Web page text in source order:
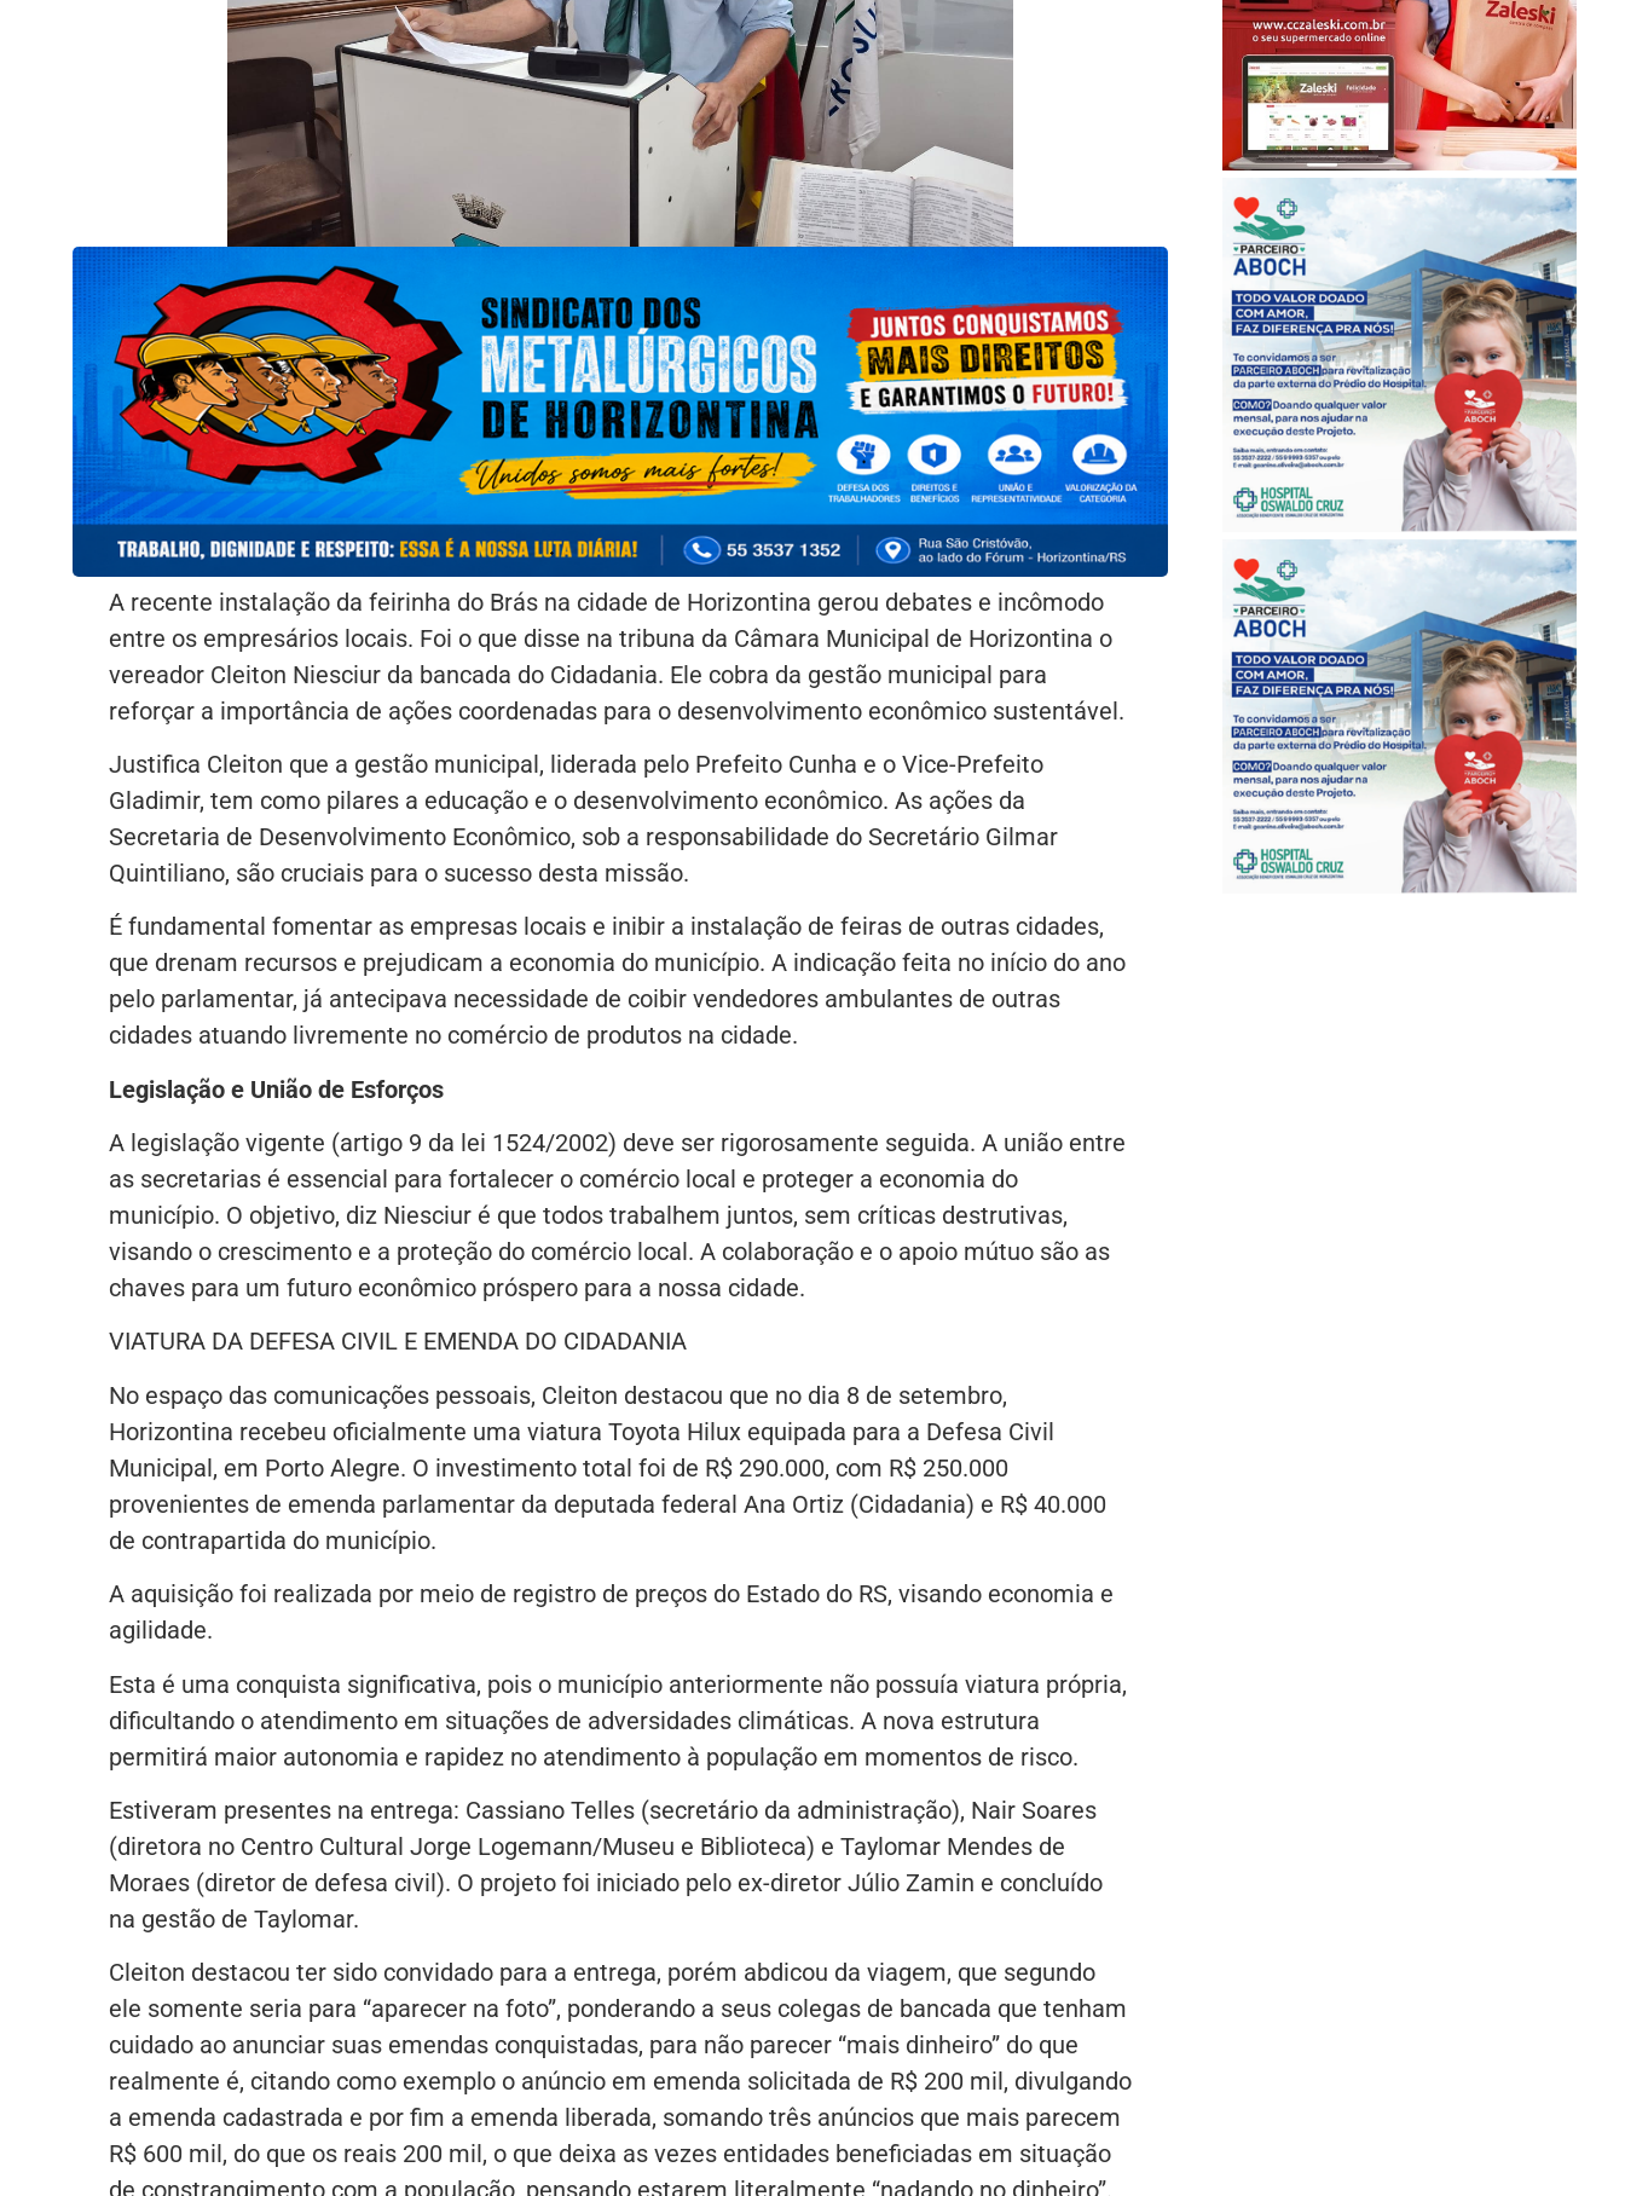
A recente instalação da feirinha do Brás na cidade de Horizontina gerou debates e incômodo
entre os empresários locais. Foi o que disse na tribuna da Câmara Municipal de Horizontina o
vereador Cleiton Niesciur da bancada do Cidadania. Ele cobra da gestão municipal para
reforçar a importância de ações coordenadas para o desenvolvimento econômico sustentável.
Justifica Cleiton que a gestão municipal, liderada pelo Prefeito Cunha e o Vice-Prefeito
Gladimir, tem como pilares a educação e o desenvolvimento econômico. As ações da
Secretaria de Desenvolvimento Econômico, sob a responsabilidade do Secretário Gilmar
Quintiliano, são cruciais para o sucesso desta missão.
É fundamental fomentar as empresas locais e inibir a instalação de feiras de outras cidades,
que drenam recursos e prejudicam a economia do município. A indicação feita no início do ano
pelo parlamentar, já antecipava necessidade de coibir vendedores ambulantes de outras
cidades atuando livremente no comércio de produtos na cidade.
Legislação e União de Esforços
A legislação vigente (artigo 9 da lei 1524/2002) deve ser rigorosamente seguida. A união entre
as secretarias é essencial para fortalecer o comércio local e proteger a economia do
município. O objetivo, diz Niesciur é que todos trabalhem juntos, sem críticas destrutivas,
visando o crescimento e a proteção do comércio local. A colaboração e o apoio mútuo são as
chaves para um futuro econômico próspero para a nossa cidade.
VIATURA DA DEFESA CIVIL E EMENDA DO CIDADANIA
No espaço das comunicações pessoais, Cleiton destacou que no dia 8 de setembro,
Horizontina recebeu oficialmente uma viatura Toyota Hilux equipada para a Defesa Civil
Municipal, em Porto Alegre. O investimento total foi de R$ 290.000, com R$ 250.000
provenientes de emenda parlamentar da deputada federal Ana Ortiz (Cidadania) e R$ 40.000
de contrapartida do município.
A aquisição foi realizada por meio de registro de preços do Estado do RS, visando economia e
agilidade.
Esta é uma conquista significativa, pois o município anteriormente não possuía viatura própria,
dificultando o atendimento em situações de adversidades climáticas. A nova estrutura
permitirá maior autonomia e rapidez no atendimento à população em momentos de risco.
Estiveram presentes na entrega: Cassiano Telles (secretário da administração), Nair Soares
(diretora no Centro Cultural Jorge Logemann/Museu e Biblioteca) e Taylomar Mendes de
Moraes (diretor de defesa civil). O projeto foi iniciado pelo ex-diretor Júlio Zamin e concluído
na gestão de Taylomar.
Cleiton destacou ter sido convidado para a entrega, porém abdicou da viagem, que segundo
ele somente seria para “aparecer na foto”, ponderando a seus colegas de bancada que tenham
cuidado ao anunciar suas emendas conquistadas, para não parecer “mais dinheiro” do que
realmente é, citando como exemplo o anúncio em emenda solicitada de R$ 200 mil, divulgando
a emenda cadastrada e por fim a emenda liberada, somando três anúncios que mais parecem
R$ 600 mil, do que os reais 200 mil, o que deixa as vezes entidades beneficiadas em situação